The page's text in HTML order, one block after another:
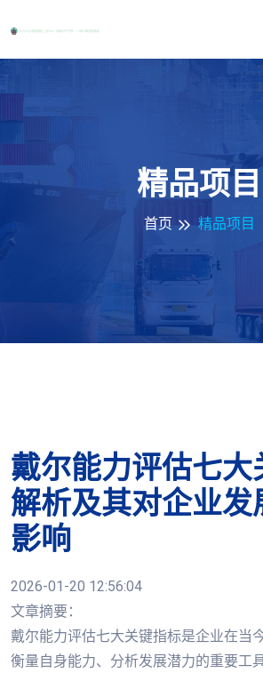
精品项目
首页 精品项目
戴尔能力评估七
解析及其对企业发
影响
2026-01-20 12:56:04
文章摘要：
戴尔能力评估七大关键指标是企业在当
衡量自身能力、分析发展潜力的重要工